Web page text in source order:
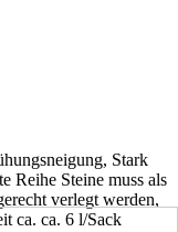
Stark
Reihe Steine muss als
verlegt werden,
ca. ca. 6 l/Sack